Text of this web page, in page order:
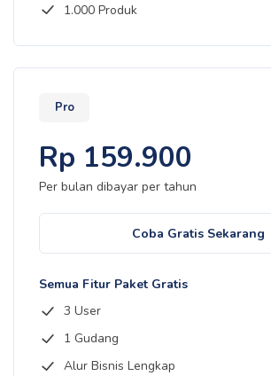
1.000 Produk
Pro
Rp 159.900
Per bulan dibayar per tahun
Coba Gratis Sekarang
Semua Fitur Paket Gratis
3 User
1 Gudang
Alur Bisnis Lengkap